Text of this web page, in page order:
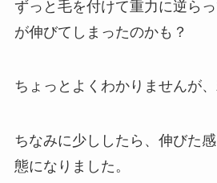
ずっと毛を付けて重力に逆ら
が伸びてしまったのかも？
ちょっとよくわかりませんが、
ちなみに少ししたら、伸びた
態になりました。